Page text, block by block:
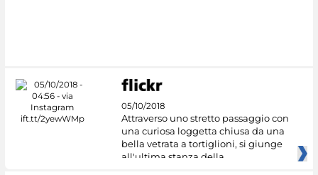
05/10/2018
Attraverso uno stretto passaggio con
una curiosa loggetta chiusa da una
bella vetrata a tortiglioni, si giunge
all'ultima stanza della